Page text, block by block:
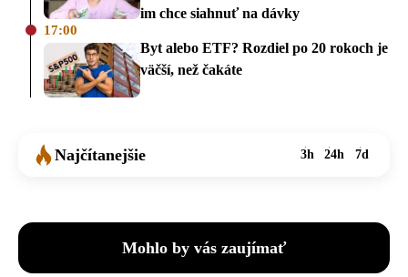
im chce siahnuť na dávky
17:00
Byt alebo ETF? Rozdiel po 20 rokoch je
väčší, než čakáte
Najčítanejšie 3h 24h 7d
Mohlo by vás zaujímať